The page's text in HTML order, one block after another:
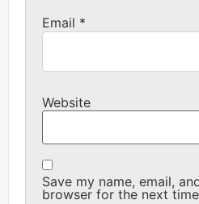
Email *
Website
Save my name, email,
browser for the next